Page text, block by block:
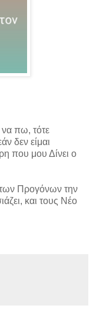
πω, τότε
δεν είμαι
που μου Δίνει ο
Προγόνων την
και τους Νέο